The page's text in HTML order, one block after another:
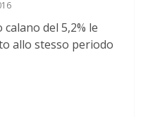
del 5,2% le
allo stesso periodo